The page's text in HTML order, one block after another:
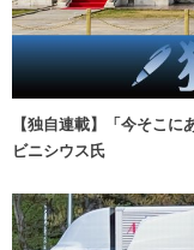
【独自連載】「今そこ
ビニシウス氏